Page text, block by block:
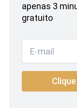
apenas 3
gratuito